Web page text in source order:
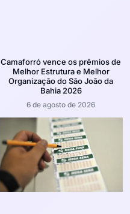
Camaforró vence os prêmios de
Melhor Estrutura e Melhor
Organização do São João da
Bahia 2026
6 de agosto de 2026